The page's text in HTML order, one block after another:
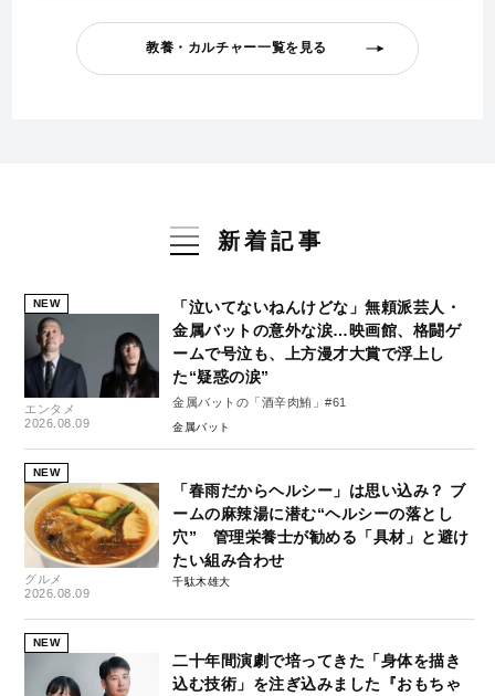
教養・カルチャー一覧を見る
新着記事
NEW
エンタメ
2026.08.09
「泣いてないねんけどな」無頼派芸人・
金属バットの意外な涙…映画館、格闘ゲ
ームで号泣も、上方漫才大賞で浮上し
た“疑惑の涙”
金属バットの「酒辛肉鮪」#61
金属バット
NEW
グルメ
2026.08.09
「春雨だからヘルシー」は思い込み？ ブ
ームの麻辣湯に潜む“ヘルシーの落とし
穴” 管理栄養士が勧める「具材」と避け
たい組み合わせ
千駄木雄大
NEW
二十年間演劇で培ってきた「身体を描き
込む技術」を注ぎ込みました『おもちゃ